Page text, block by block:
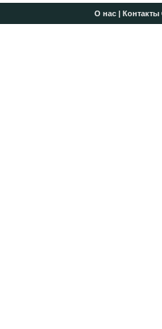
О нас| Контакты